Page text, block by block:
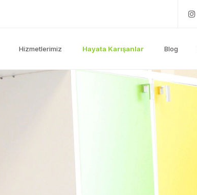
Hizmetlerimiz Hayata Karışanlar Blog